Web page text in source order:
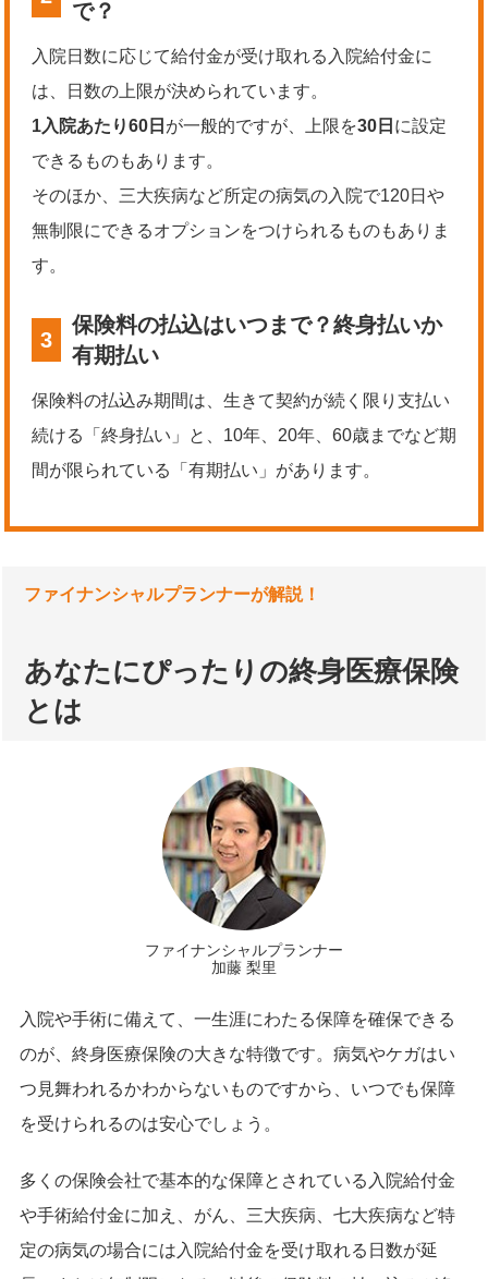
で？
入院日数に応じて給付金が受け取れる入院給付金に
は、日数の上限が決められています。
1入院あたり60日 が一般的ですが、上限を30日 に設定
できるものもあります。
そのほか、三大疾病など所定の病気の入院で120日や
無制限にできるオプションをつけられるものもありま
す。
3
保険料の払込はいつまで？終身払いか
有期払い
保険料の払込み期間は、生きて契約が続く限り支払い
続ける「終身払い」と、10年、20年、60歳までなど期
間が限られている「有期払い」があります。
ファイナンシャルプランナーが解説！
あなたにぴったりの終身医療保険
とは
ファイナンシャルプランナー
加藤 梨里
入院や手術に備えて、一生涯にわたる保障を確保できる
のが、終身医療保険の大きな特徴です。病気やケガはい
つ見舞われるかわからないものですから、いつでも保障
を受けられるのは安心でしょう。
多くの保険会社で基本的な保障とされている入院給付金
や手術給付金に加え、がん、三大疾病、七大疾病など特
定の病気の場合には入院給付金を受け取れる日数が延